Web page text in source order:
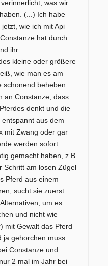
was wir
(...) Ich habe
wie ich mit Api
hat durch
ihr
kleine oder größere
wie man es am
schonend beheben
an Constanze, dass
denkt und die
aus dem
mit Zwang oder gar
werden sofort
gemacht haben, z.B.
Schritt am losen Zügel
Pferd aus einem
sucht sie zuerst
um es
und nicht wie
mit Gewalt das Pferd
gehorchen muss.
Constanze und
2 mal im Jahr bei